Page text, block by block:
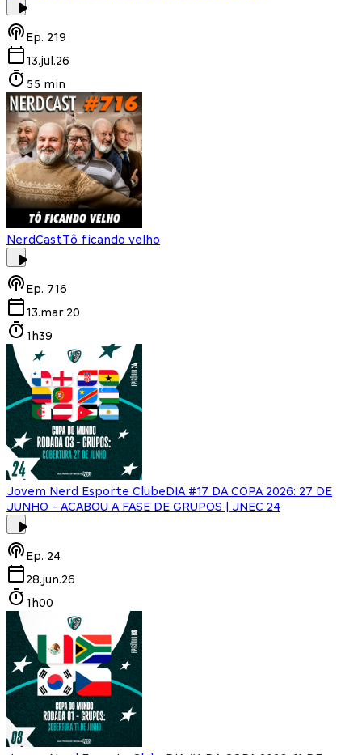
Ep. 219
13.jul.26
55 min
NerdCastTô ficando velho
Ep. 716
13.mar.20
1h39
Jovem Nerd Esporte ClubeDIA #17 DA COPA 2026: 27 DE
JUNHO - ACABOU A FASE DE GRUPOS | JNEC 24
Ep. 24
28.jun.26
1h00